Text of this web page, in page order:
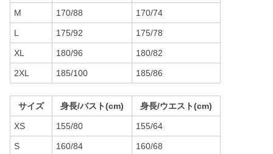
M 170/88 170/74
L 175/92 175/78
XL 180/96 180/82
2XL 185/100 185/86
サイズ 身長/バスト(cm) 身長/ウエスト(cm)
XS 155/80 155/64
S 160/84 160/68